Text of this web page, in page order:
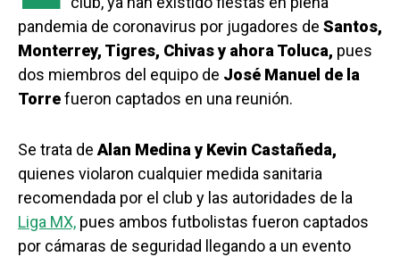
pandemia de coronavirus por jugadores de Santos,
Monterrey, Tigres, Chivas y ahora Toluca, pues
dos miembros del equipo de José Manuel de la
Torrefueron captados en una reunión.
Se trata deAlan Medina y Kevin Castañeda,
quienes violaron cualquier medida sanitaria
recomendada por el club y las autoridades de la
Liga MX, pues ambos futbolistas fueron captados
por cámaras de seguridad llegando a un evento